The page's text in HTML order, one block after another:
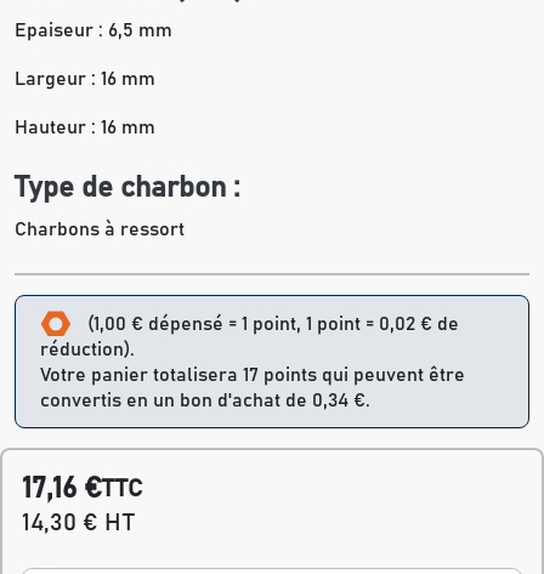
Epaiseur : 6,5 mm
Largeur : 16 mm
Hauteur : 16 mm
Type de charbon :
Charbons à ressort
(1,00 € dépensé = 1 point, 1 point = 0,02 € de
réduction).
Votre panier totalisera 17 points qui peuvent être
convertis en un bon d'achat de 0,34 €.
17,16 €TTC
14,30 € HT